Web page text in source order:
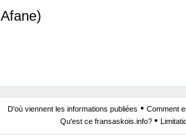
D'où viennent les informations publiées • Comment
Qu'est ce fransaskois.info? •